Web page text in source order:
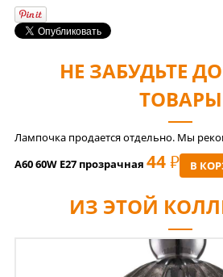
НЕ ЗАБУДЬТЕ
ТОВАРЫ
Лампочка продается отдельно. Мы
A60 60W E27 прозрачная 44 РУБ В
ИЗ ЭТОЙ